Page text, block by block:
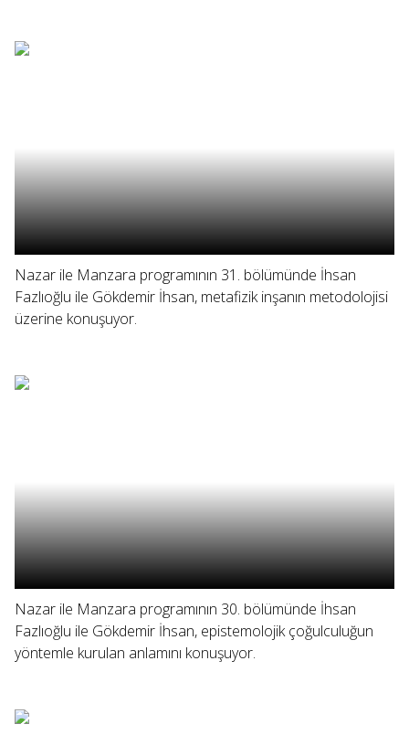
Nazar ile Manzara programının 31. bölümünde İhsan
Fazlıoğlu ile Gökdemir İhsan, metafizik inşanın metodolojisi
üzerine konuşuyor.
Nazar ile Manzara programının 30. bölümünde İhsan
Fazlıoğlu ile Gökdemir İhsan, epistemolojik çoğulculuğun
yöntemle kurulan anlamını konuşuyor.